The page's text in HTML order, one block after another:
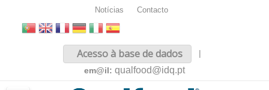
Notícias Contacto
Acesso à base de dados
|
em@il: qualfood@idq.pt